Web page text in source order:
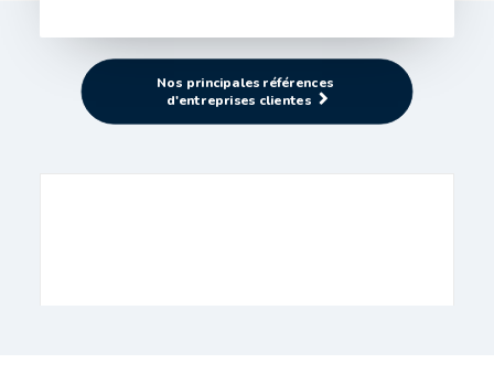
Nos principales références
d'entreprises clientes